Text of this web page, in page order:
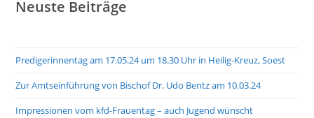
Neuste Beiträge
Predigerinnentag am 17.05.24 um 18.30 Uhr in Heilig-Kreuz, Soest
Zur Amtseinführung von Bischof Dr. Udo Bentz am 10.03.24
Impressionen vom kfd-Frauentag – auch Jugend wünscht